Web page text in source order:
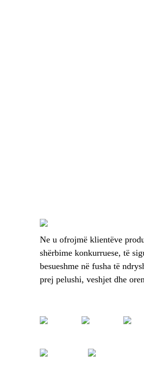
Ne u ofrojmë klientëve
shërbime konkurruese, të
besueshme në fusha të
prej pelushi, veshjet dhe